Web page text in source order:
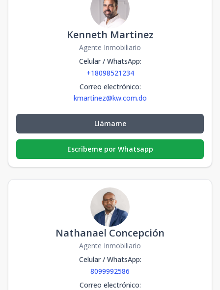
Kenneth Martinez
Agente Inmobiliario
Celular / WhatsApp:
+18098521234
Correo electrónico:
kmartinez@kw.com.do
Llámame
Escribeme por Whatsapp
Nathanael Concepción
Agente Inmobiliario
Celular / WhatsApp:
8099992586
Correo electrónico: